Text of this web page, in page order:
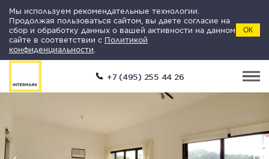
Мы используем рекомендательные технологии.
Продолжая пользоваться сайтом, вы даете согласие на
сбор и обработку данных о вашей активности на данном
сайте в соответствии с Политикой
конфиденциальности
ОК
+7 (495) 255 44 26